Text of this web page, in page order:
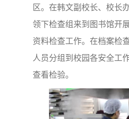
区。在韩文副校长、校长
领下检查组来到图书馆开
资料检查工作。在档案检
人员分组到校园各安全工
查看检验。